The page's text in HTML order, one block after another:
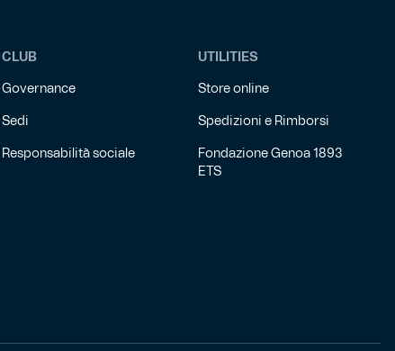
CLUB
Governance
Sedi
Responsabilità sociale
UTILITIES
Store online
Spedizioni e Rimborsi
Fondazione Genoa 1893
ETS